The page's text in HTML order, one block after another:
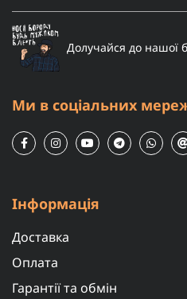
Долучайся до нашої
Ми в соціальних
Інформація
Доставка
Оплата
Гарантії та обмін